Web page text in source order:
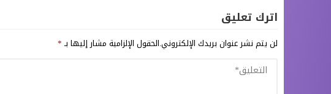
اترك تعليق
لن يتم نشر عنوان بريدك الإلكتروني.الحقول الإلزامية مشار إليها بـ*